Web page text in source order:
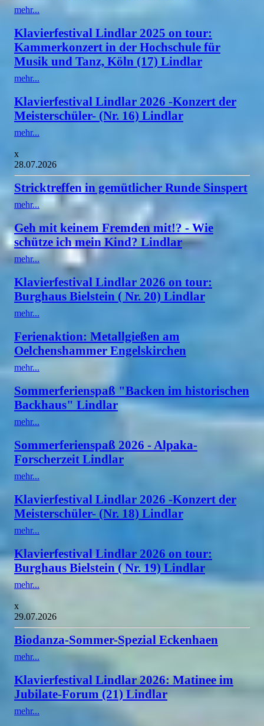
mehr...
Klavierfestival Lindlar 2025 on tour:
Kammerkonzert in der Hochschule für
Musik und Tanz, Köln (17) Lindlar
mehr...
Klavierfestival Lindlar 2026 -Konzert der
Meisterschüler- (Nr. 16) Lindlar
mehr...
x
28.07.2026
Stricktreffen in gemütlicher Runde Sinspert
mehr...
Geh mit keinem Fremden mit!? - Wie
schütze ich mein Kind? Lindlar
mehr...
Klavierfestival Lindlar 2026 on tour:
Burghaus Bielstein ( Nr. 20) Lindlar
mehr...
Ferienaktion: Metallgießen am
Oelchenshammer Engelskirchen
mehr...
Sommerferienspaß "Backen im historischen
Backhaus" Lindlar
mehr...
Sommerferienspaß 2026 - Alpaka-
Forscherzeit Lindlar
mehr...
Klavierfestival Lindlar 2026 -Konzert der
Meisterschüler- (Nr. 18) Lindlar
mehr...
Klavierfestival Lindlar 2026 on tour:
Burghaus Bielstein ( Nr. 19) Lindlar
mehr...
x
29.07.2026
Biodanza-Sommer-Spezial Eckenhaen
mehr...
Klavierfestival Lindlar 2026: Matinee im
Jubilate-Forum (21) Lindlar
mehr...